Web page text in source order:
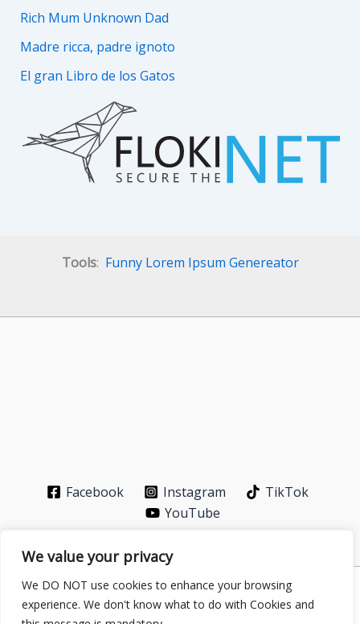
We value your privacy
We DO NOT use cookies to enhance your browsing
experience. We don't know what to do with Cookies and
Rich Mum Unknown Dad
Madre ricca, padre ignoto
El gran Libro de los Gatos
Tools: Funny Lorem Ipsum Genereator
Facebook Instagram
TikTok
YouTube
Privacy Policy -About -Contact